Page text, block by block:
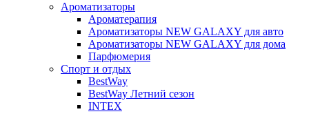
Ароматизаторы
Ароматерапия
Ароматизаторы NEW GALAXY для авто
Ароматизаторы NEW GALAXY для дома
Парфюмерия
Спорт и отдых
BestWay
BestWay Летний сезон
INTEX